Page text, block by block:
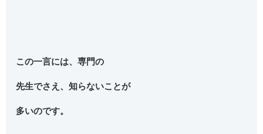
この一言には、専門の
先生でさえ、知らないことが
多いのです。